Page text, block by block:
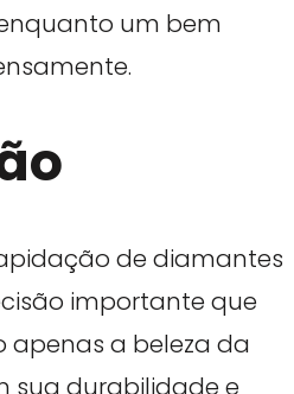
um bem
de diamantes
importante que
a beleza da
sua durabilidade e